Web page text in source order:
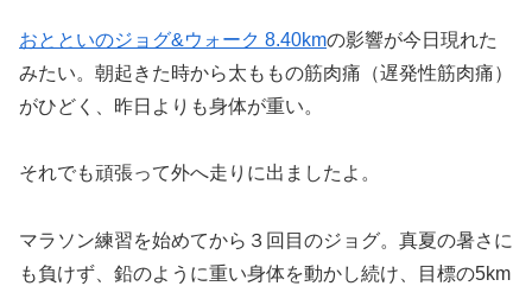
おとといのジョグ&ウォーク 8.40kmの影響が今日現れた
みたい。朝起きた時から太ももの筋肉痛（遅発性筋肉痛）
がひどく、昨日よりも身体が重い。
それでも頑張って外へ走りに出ましたよ。
マラソン練習を始めてから３回目のジョグ。真夏の暑さに
も負けず、鉛のように重い身体を動かし続け、目標の5km